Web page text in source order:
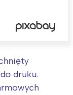
druku.